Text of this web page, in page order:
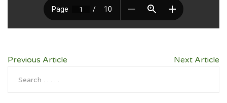
Previous Article Next Article